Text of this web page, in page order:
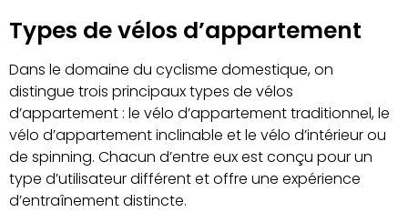
Types de vélos d’appartement
Dans le domaine du cyclisme domestique, on
distingue trois principaux types de vélos
d’appartement : le vélo d’appartement traditionnel, le
vélo d’appartement inclinable et le vélo d’intérieur ou
de spinning. Chacun d’entre eux est conçu pour un
type d’utilisateur différent et offre une expérience
d’entraînement distincte.